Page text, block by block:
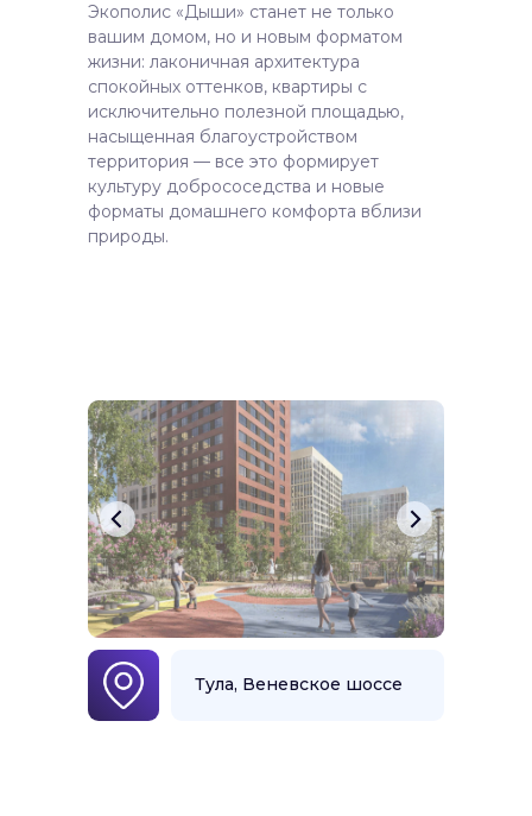
Экополис «Дыши» станет не только
вашим домом, но и новым форматом
жизни: лаконичная архитектура
спокойных оттенков, квартиры с
исключительно полезной площадью,
насыщенная благоустройством
территория — все это формирует
культуру добрососедства и новые
форматы домашнего комфорта вблизи
природы.
Тула, Веневское шоссе